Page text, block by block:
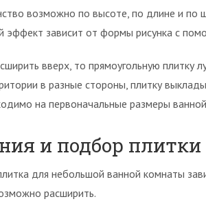
возможно по высоте, по длине и
эффект зависит от формы рисунка с
вверх, то прямоугольную плитку
в разные стороны, плитку
на первоначальные размеры
и подбор плитки
для небольшой ванной комнаты
расширить.